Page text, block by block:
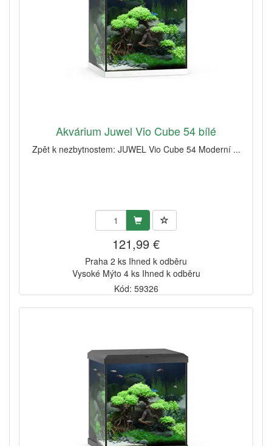
Akvárium Juwel Vio Cube 54 bílé
Zpět k nezbytnostem: JUWEL Vio Cube 54 Moderní ...
121,99 €
Praha 2 ks Ihned k odběru
Vysoké Mýto 4 ks Ihned k odběru
Kód: 59326